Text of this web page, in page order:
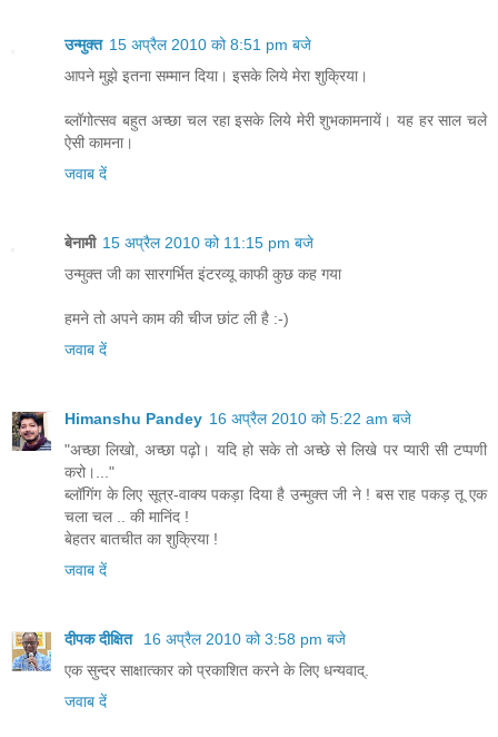
उन्मुक्त 15 अप्रैल 2010 को 8:51 pm बजे
आपने मुझे इतना सम्मान दिया। इसके लिये मेरा शुक्रिया।
ब्लॉगोत्सव बहुत अच्छा चल रहा इसके लिये मेरी शुभकामनायें। यह हर साल चले
ऐसी कामना।
जवाब दें
बेनामी 15 अप्रैल 2010 को 11:15 pm बजे
उन्मुक्त जी का सारगर्भित इंटरव्यू काफी कुछ कह गया
हमने तो अपने काम की चीज छांट ली है :-)
जवाब दें
Himanshu Pandey 16 अप्रैल 2010 को 5:22 am बजे
"अच्छा लिखो, अच्छा पढ़ो। यदि हो सके तो अच्छे से लिखे पर प्यारी सी टप्पणी
करो।..."
ब्लॉगिंग के लिए सूत्र-वाक्य पकड़ा दिया है उन्मुक्त जी ने ! बस राह पकड़ तू एक
चला चल .. की मानिंद !
बेहतर बातचीत का शुक्रिया !
जवाब दें
दीपक दीक्षित
16 अप्रैल 2010 को 3:58 pm बजे
एक सुन्दर साक्षात्कार को प्रकाशित करने के लिए धन्यवाद्.
जवाब दें